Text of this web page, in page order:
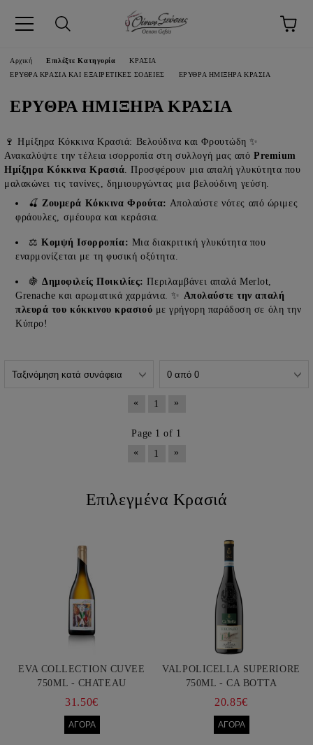
Αρχική Επιλέξτε Κατηγορία
ΚΡΑΣΙΑ
ΕΡΥΘΡΑ ΚΡΑΣΙΑ ΚΑΙ ΕΞΑΙΡΕΤΙΚΕΣ ΣΟΔΕΙΕΣ
ΕΡΥΘΡΑ ΗΜΙΞΗΡΑ ΚΡΑΣΙΑ
ΕΡΥΘΡΑ ΗΜΙΞΗΡΑ ΚΡΑΣΙΑ
🍷 Ημίξηρα Κόκκινα Κρασιά: Βελούδινα και Φρουτώδη ✨
Ανακαλύψτε την τέλεια ισορροπία στη συλλογή μας απόPremium
Ημίξηρα Κόκκινα Κρασιά. Προσφέρουν μια απαλή γλυκύτητα που
μαλακώνει τις τανίνες, δημιουργώντας μια βελούδινη γεύση.
🍒Ζουμερά Κόκκινα Φρούτα: Απολαύστε νότες από ώριμες
φράουλες, σμέουρα και κεράσια.
⚖️Κομψή Ισορροπία: Μια διακριτική γλυκύτητα που
εναρμονίζεται με τη φυσική οξύτητα.
🍇Δημοφιλείς Ποικιλίες: Περιλαμβάνει απαλά Merlot,
Grenache και αρωματικά χαρμάνια. ✨ Απολαύστε την απαλή
πλευρά του κόκκινου κρασιού με γρήγορη παράδοση σε όλη την
Κύπρο!
« 1 »
Page 1 of 1
«
1 »
Επιλεγμένα Κρασιά
EVA COLLECTION CUVEE
750ML - CHATEAU
BURGOZONE
31.50€
VALPOLICELLA SUPERIORE
750ML - CA BOTTA
20.85€